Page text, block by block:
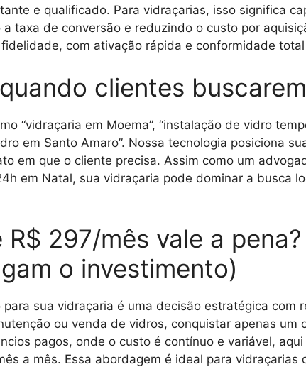
e qualificado. Para vidraçarias, isso significa
taxa de conversão e reduzindo o custo por
com ativação rápida e conformidade
clientes
“vidraçaria em Moema”, “instalação de vidro
em Santo Amaro”. Nossa tecnologia posiciona
em que o cliente precisa. Assim como um
em Natal, sua vidraçaria pode dominar a busca
R$ 297/mês vale a
o investimento)
sua vidraçaria é uma decisão estratégica com
ou venda de vidros, conquistar apenas um
pagos, onde o custo é contínuo e variável,
a mês. Essa abordagem é ideal para